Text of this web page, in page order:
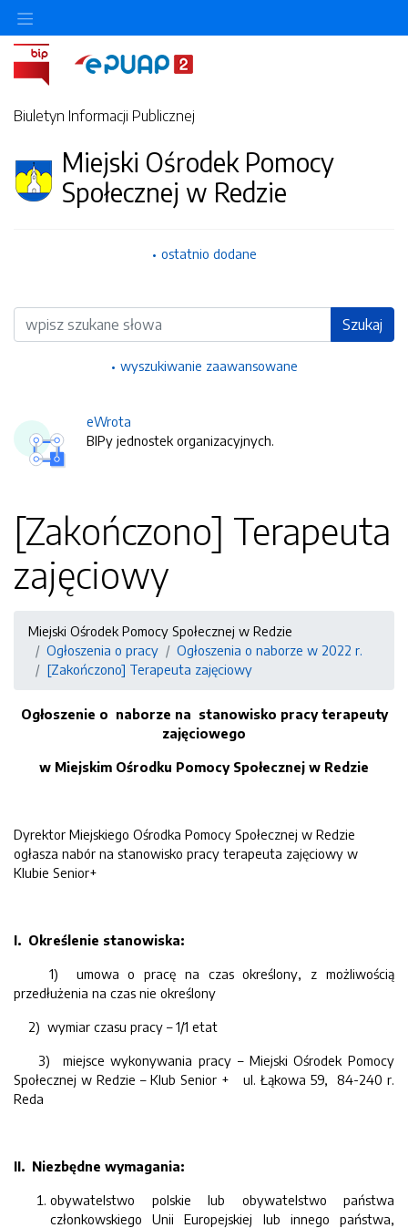
Biuletyn Informacji Publicznej
Miejski Ośrodek Pomocy
Społecznej w Redzie
ostatnio dodane
Wyszukiwarka Szukaj
wyszukiwanie zaawansowane
eWrota
BIPy jednostek organizacyjnych.
[Zakończono] Terapeuta
zajęciowy
Miejski Ośrodek Pomocy Społecznej w Redzie
Ogłoszenia o pracy
Ogłoszenia o naborze w 2022 r.
[Zakończono] Terapeuta zajęciowy
Ogłoszenie o naborze na stanowisko pracy terapeuty
zajęciowego
w Miejskim Ośrodku Pomocy Społecznej w Redzie
Dyrektor Miejskiego Ośrodka Pomocy Społecznej w Redzie
ogłasza nabór na stanowisko pracy terapeuta zajęciowy w
Klubie Senior+
I. Określenie stanowiska:
1) umowa o pracę na czas określony, z możliwością
przedłużenia na czas nie określony
2) wymiar czasu pracy – 1/1 etat
3) miejsce wykonywania pracy – Miejski Ośrodek Pomocy
Społecznej w Redzie – Klub Senior + ul. Łąkowa 59, 84-240 r.
Reda
II. Niezbędne wymagania:
obywatelstwo polskie lub obywatelstwo państwa
członkowskiego Unii Europejskiej lub innego państwa,